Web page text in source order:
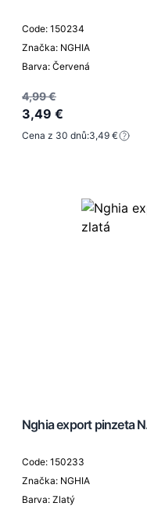
Code: 150234
Značka: NGHIA
Barva: Červená
4,99 €
3,49 €
Cena z 30 dnů:3,49 €
Nghia export pinzeta
Code: 150233
Značka: NGHIA
Barva: Zlatý